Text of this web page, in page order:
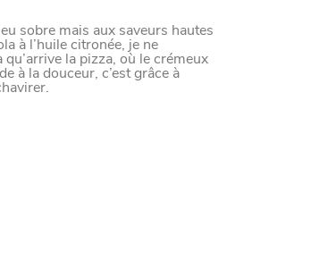
sobre mais aux saveurs hautes
à l’huile citronée, je ne
la pizza, où le crémeux
à la douceur, c’est grâce à